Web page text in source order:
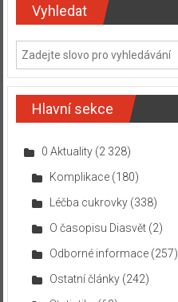
Vyhledat
Hlavní sekce
0 Aktuality(2 328)
Komplikace(180)
Léčba cukrovky(338)
O časopisu Diasvět(2)
Odborné informace(257)
Ostatní články(242)